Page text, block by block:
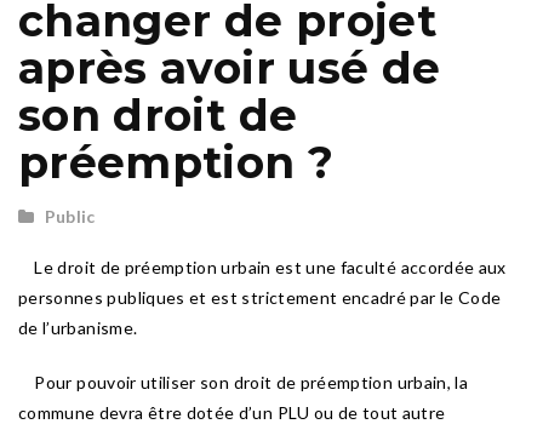
changer de projet
après avoir usé de
son droit de
préemption ?
Public
Le droit de préemption urbain est une faculté accordée aux
personnes publiques et est strictement encadré par le Code
de l’urbanisme.
Pour pouvoir utiliser son droit de préemption urbain, la
commune devra être dotée d’un PLU ou de tout autre